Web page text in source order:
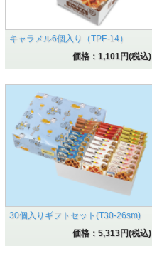
キャラメル6個入り（TPF-14）
価格：1,101円(税込)
30個入りギフトセット(T30-26sm)
価格：5,313円(税込)